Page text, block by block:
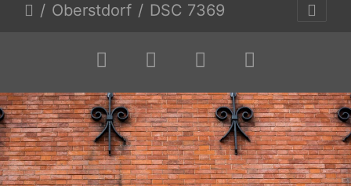
Oberstdorf DSC 7369